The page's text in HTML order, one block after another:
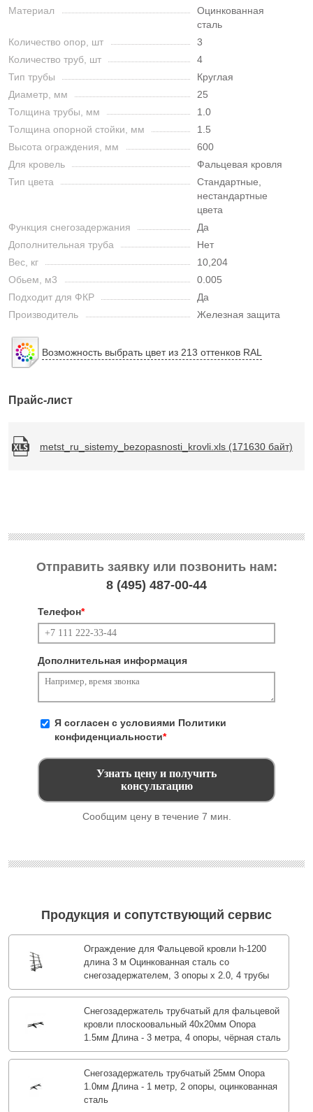
Материал
Оцинкованная
сталь
Количество опор, шт
3
Количество труб, шт
4
Тип трубы
Круглая
Диаметр, мм
25
Толщина трубы, мм
1.0
Толщина опорной стойки, мм
1.5
Высота ограждения, мм
600
Для кровель
Фальцевая кровля
Тип цвета
Стандартные,
нестандартные
цвета
Функция снегозадержания
Да
Дополнительная труба
Нет
Вес, кг
10,204
Обьем, м3
0.005
Подходит для ФКР
Да
Производитель
Железная защита
Возможность выбрать цвет из 213 оттенков RAL
Прайс-лист
metst_ru_sistemy_bezopasnosti_krovli.xls (171630 байт)
Отправить заявку или позвонить нам:
8 (495) 487-00-44
Телефон*
Дополнительная информация
Я согласен с условиями Политики
конфиденциальности*
Сообщим цену в течение 7 мин.
Продукция и сопутствующий сервис
Ограждение для Фальцевой кровли h-1200
длина 3 м Оцинкованная сталь со
снегозадержателем, 3 опоры х 2.0, 4 трубы
Снегозадержатель трубчатый для фальцевой
кровли плоскоовальный 40х20мм Опора
1.5мм Длина - 3 метра, 4 опоры, чёрная сталь
Снегозадержатель трубчатый 25мм Опора
1.0мм Длина - 1 метр, 2 опоры, оцинкованная
сталь